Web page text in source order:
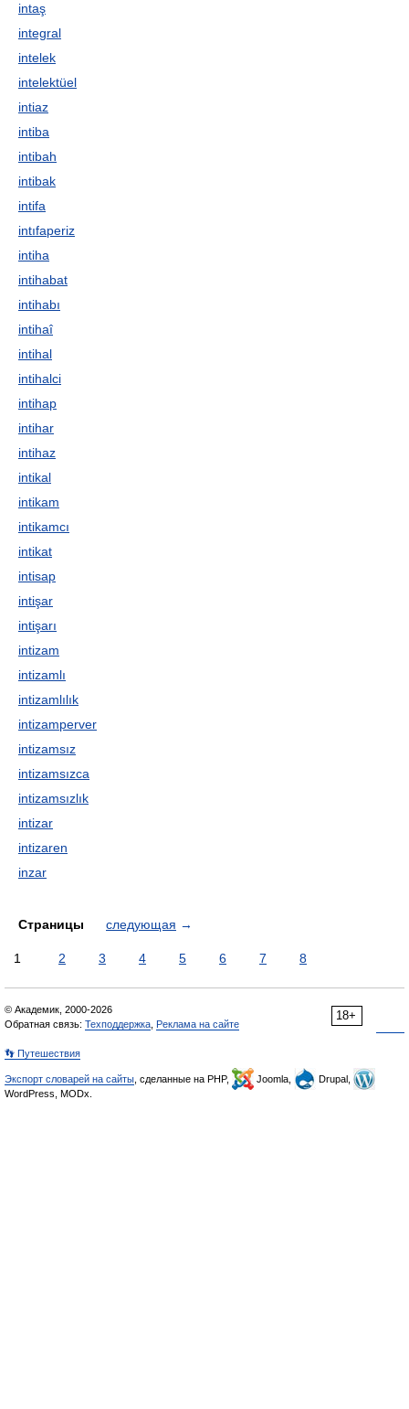
intaş
integral
intelek
intelektüel
intiaz
intiba
intibah
intibak
intifa
intıfaperiz
intiha
intihabat
intihabı
intihaî
intihal
intihalci
intihap
intihar
intihaz
intikal
intikam
intikamcı
intikat
intisap
intişar
intişarı
intizam
intizamlı
intizamlılık
intizamperver
intizamsız
intizamsızca
intizamsızlık
intizar
intizaren
inzar
Страницы следующая →
1 2 3 4 5 6 7 8
18+
© Академик, 2000-2026
Обратная связь: Техподдержка Реклама на сайте
👣 Путешествия
Экспорт словарей на сайты , сделанные на PHP, Joomla,
Drupal,
WordPress, MODx.